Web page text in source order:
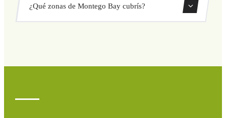
directamente desde nuestro sistema de reservas.
¿Qué zonas de Montego Bay cubrís?